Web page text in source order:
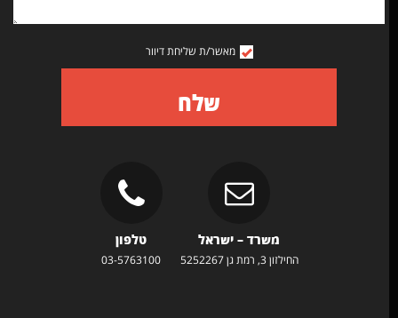
מאשר/ת שליחת דיוור
שלח
משרד – ישראל
החילזון 3, רמת גן 5252267
טלפון
03-5763100